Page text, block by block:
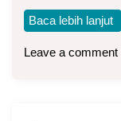
Baca lebih lanjut
Leave a comment